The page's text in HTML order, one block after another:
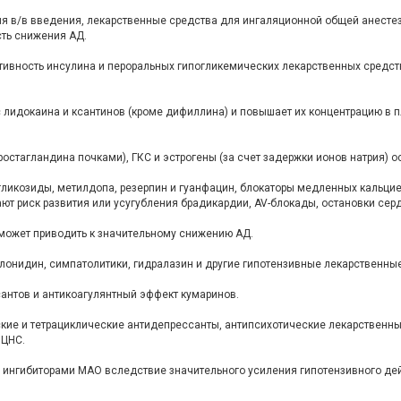
в введения, лекарственные средства для ингаляционной общей
снижения АД.
инсулина и пероральных гипогликемических лекарственных
и ксантинов (кроме дифиллина) и повышает их концентрацию
почками), ГКС и эстрогены (за счет задержки ионов натрия)
метилдопа, резерпин и гуанфацин, блокаторы медленных
риск развития или усугубления брадикардии, AV-блокады, остановки
приводить к значительному снижению АД.
симпатолитики, гидралазин и другие гипотензивные
и антикоагулянтный эффект кумаринов.
и тетрациклические антидепрессанты, антипсихотические
ЦНС.
МАО вследствие значительного усиления гипотензивного